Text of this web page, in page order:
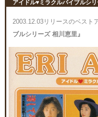
アイドル♥ミラクルバイブルシ
2003.12.03リリースのベスト
ブルシリーズ 相川恵里』